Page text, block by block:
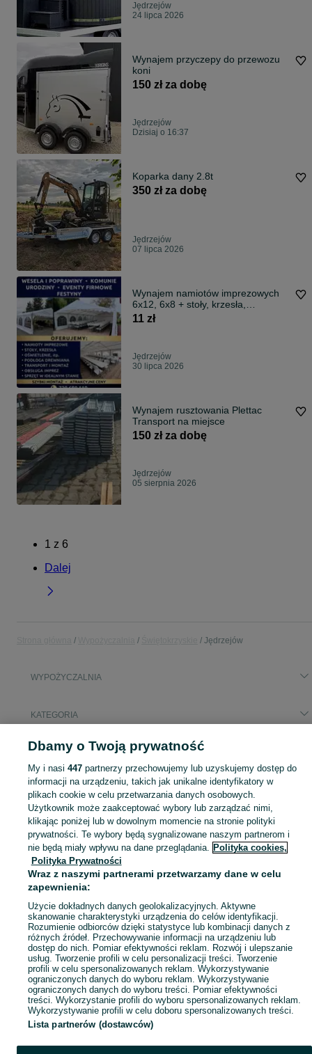
Jędrzejów
24 lipca 2026
Wynajem przyczepy do przewozu
koni
150 zł za dobę
Jędrzejów
Dzisiaj o 16:37
Koparka dany 2.8t
350 zł za dobę
Jędrzejów
07 lipca 2026
Wynajem namiotów imprezowych
6x12, 6x8 + stoły, krzesła,
oświetlenie !
11 zł
Jędrzejów
30 lipca 2026
Wynajem rusztowania Plettac
Transport na miejsce
150 zł za dobę
Jędrzejów
05 sierpnia 2026
1 z 6
Dalej
Jędrzejów
WYPOŻYCZALNIA
KATEGORIA
Popularne wyszukiwania
wynajem zagęszczarki
Skorzystaj z największego serwisu ogłoszeniowego - Jędrzejów i okolice! - kupuj lub sprzedawaj jeszcze wygodniej w kategorii Wypożyczalnia! Zobacz
Mapa kategorii
Mapa miejscowości
Mapa ministron
Popularne wyszukiwania
Dbamy o Twoją prywatność
My i nasi 447partnerzy przechowujemy lub uzyskujemy dostęp do
informacji na urządzeniu, takich jak unikalne identyfikatory w
plikach cookie w celu przetwarzania danych osobowych.
Użytkownik może zaakceptować wybory lub zarządzać nimi,
klikając poniżej lub w dowolnym momencie na stronie polityki
prywatności. Te wybory będą sygnalizowane naszym partnerom i
nie będą miały wpływu na dane przeglądania. Polityka cookies,
Polityka Prywatności
Wraz z naszymi partnerami przetwarzamy dane w celu
zapewnienia:
Użycie dokładnych danych geolokalizacyjnych. Aktywne
skanowanie charakterystyki urządzenia do celów identyfikacji.
Rozumienie odbiorców dzięki statystyce lub kombinacji danych z
różnych źródeł. Przechowywanie informacji na urządzeniu lub
dostęp do nich. Pomiar efektywności reklam. Rozwój i ulepszanie
usług. Tworzenie profili w celu personalizacji treści. Tworzenie
profili w celu spersonalizowanych reklam. Wykorzystywanie
ograniczonych danych do wyboru reklam. Wykorzystywanie
ograniczonych danych do wyboru treści. Pomiar efektywności
treści. Wykorzystanie profili do wyboru spersonalizowanych reklam.
Wykorzystywanie profili w celu doboru spersonalizowanych treści.
Lista partnerów (dostawców)